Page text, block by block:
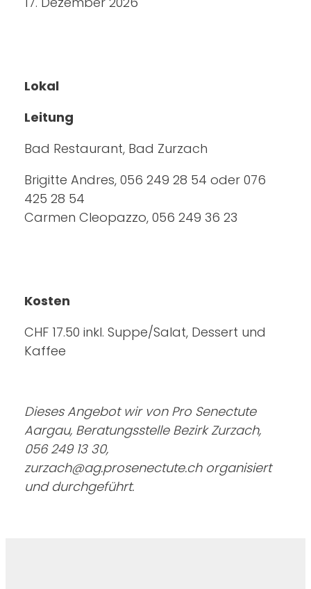
Lokal
Leitung
Bad Restaurant, Bad Zurzach
Brigitte Andres, 056 249 28 54 oder 076
425 28 54
Carmen Cleopazzo, 056 249 36 23
Kosten
CHF 17.50 inkl. Suppe/Salat, Dessert und
Kaffee
Dieses Angebot wir von Pro Senectute
Aargau, Beratungsstelle Bezirk Zurzach,
056 249 13 30,
zurzach@ag.prosenectute.chorganisiert
und durchgeführt.